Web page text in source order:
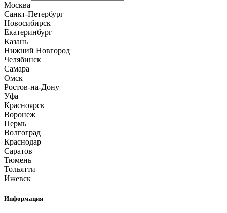
Москва
Санкт-Петербург
Новосибирск
Екатеринбург
Казань
Нижний Новгород
Челябинск
Самара
Омск
Ростов-на-Дону
Уфа
Красноярск
Воронеж
Пермь
Волгоград
Краснодар
Саратов
Тюмень
Тольятти
Ижевск
Информация